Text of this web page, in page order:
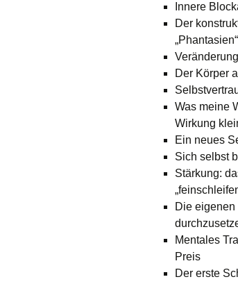
Innere
Der
Der Körper
Was meine
Wirkung
Ein neues
Sich selbst
Stärkung:
Die
Mentales
Preis
Der erste